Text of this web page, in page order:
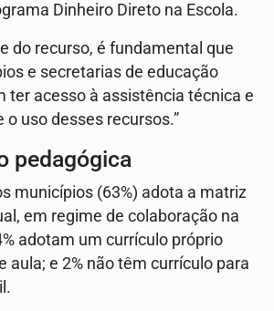
Dinheiro Direto na Escola.
do recurso, é fundamental que
e secretarias de educação
ter acesso à assistência técnica e
uso desses recursos.”
pedagógica
municípios (63%) adota a matriz
em regime de colaboração na
adotam um currículo próprio
aula; e 2% não têm currículo para